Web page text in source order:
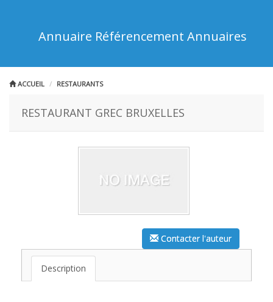
Annuaire Référencement Annuaires
ACCUEIL RESTAURANTS
RESTAURANT GREC BRUXELLES
Contacter l'auteur
Description